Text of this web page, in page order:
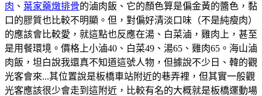
肉 、 葉家藥燉排骨的滷肉飯、它的顏色算是偏金黃的醬色，黏
口的膠質也比較不明顯。但，對偏好清淡口味（不是純瘦肉）
的應該會比較愛，就這點也反應在湯、白菜滷，雞肉上，甚至
是用餐環境。價格上小滷40、白菜49、湯65、雞肉65。海山滷
肉飯，坦白說我還真不知道這號人物，但據說不少日、韓的觀
光客會來...其位置說是板橋車站附近的巷弄裡，但其實一般觀
光客應該很少會走到這附近，比較有名的大概就是板橋運動場